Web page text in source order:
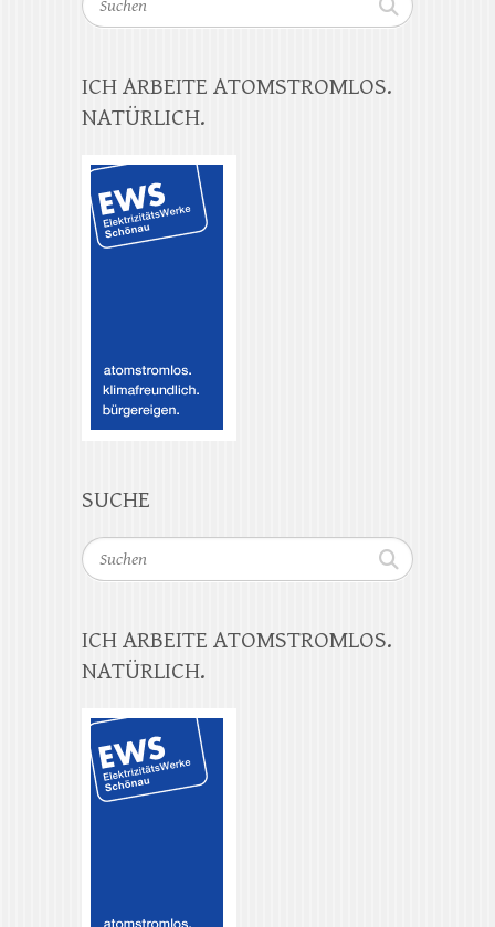
ICH ARBEITE ATOMSTROMLOS.
NATÜRLICH.
SUCHE
Suchen
ICH ARBEITE ATOMSTROMLOS.
NATÜRLICH.